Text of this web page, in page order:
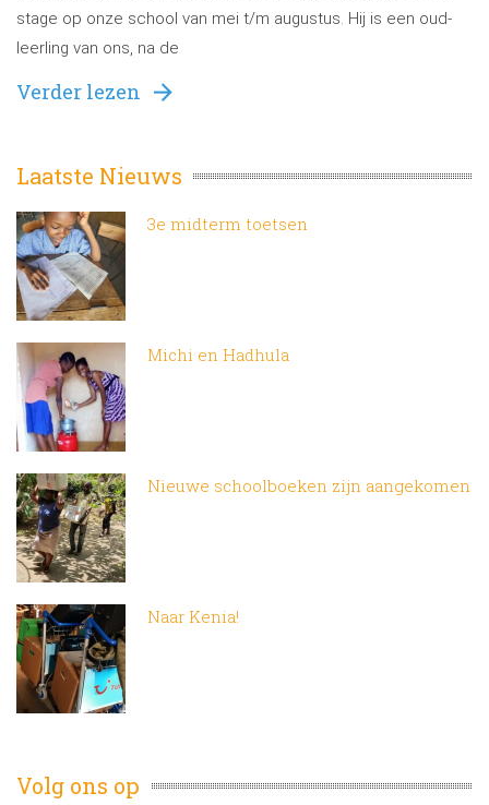
stage op onze school van mei t/m augustus. Hij is een oud-
leerling van ons, na de
Verder lezen
Laatste Nieuws
3e midterm toetsen
Michi en Hadhula
Nieuwe schoolboeken zijn aangekomen
Naar Kenia!
Volg ons op